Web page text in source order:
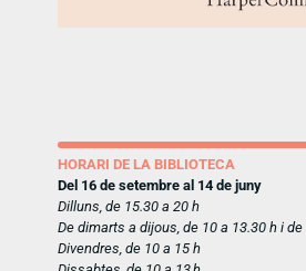
HORARI DE LA BIBLIOTECA
Del 16 de setembre al 14 de juny
Dilluns, de 15.30 a 20 h
De dimarts a dijous, de 10 a 13.30 h i de
Divendres, de 10 a 15 h